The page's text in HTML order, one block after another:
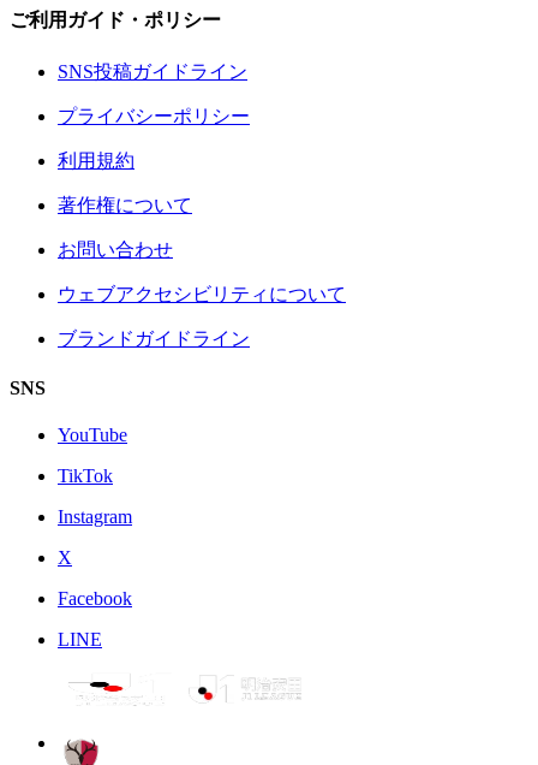
ご利用ガイド・ポリシー
SNS投稿ガイドライン
プライバシーポリシー
利用規約
著作権について
お問い合わせ
ウェブアクセシビリティについて
ブランドガイドライン
SNS
YouTube
TikTok
Instagram
X
Facebook
LINE